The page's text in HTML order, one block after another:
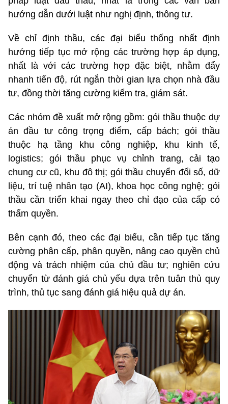
hướng dẫn dưới luật như nghị định, thông tư.
Về chỉ định thầu, các đại biểu thống nhất định
hướng tiếp tục mở rộng các trường hợp áp dụng,
nhất là với các trường hợp đặc biệt, nhằm đẩy
nhanh tiến độ, rút ngắn thời gian lựa chọn nhà đầu
tư, đồng thời tăng cường kiểm tra, giám sát.
Các nhóm đề xuất mở rộng gồm: gói thầu thuộc dự
án đầu tư công trọng điểm, cấp bách; gói thầu
thuộc hạ tầng khu công nghiệp, khu kinh tế,
logistics; gói thầu phục vụ chỉnh trang, cải tạo
chung cư cũ, khu đô thị; gói thầu chuyển đổi số, dữ
liệu, trí tuệ nhân tạo (AI), khoa học công nghệ; gói
thầu cần triển khai ngay theo chỉ đạo của cấp có
thẩm quyền.
Bên cạnh đó, theo các đại biểu, cần tiếp tục tăng
cường phân cấp, phân quyền, nâng cao quyền chủ
động và trách nhiệm của chủ đầu tư; nghiên cứu
chuyển từ đánh giá chủ yếu dựa trên tuân thủ quy
trình, thủ tục sang đánh giá hiệu quả dự án.